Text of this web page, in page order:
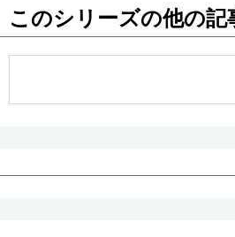
お知らせ
このシリーズの他の記